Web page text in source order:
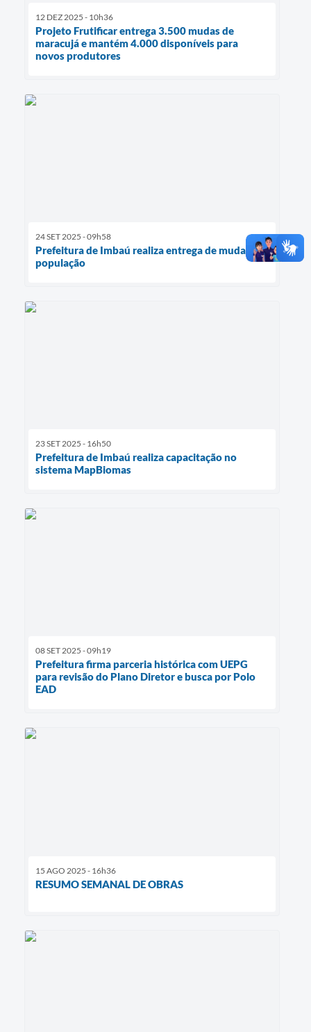
12 DEZ 2025 - 10h36
Projeto Frutificar entrega 3.500 mudas de
maracujá e mantém 4.000 disponíveis para
novos produtores
24 SET 2025 - 09h58
Prefeitura de Imbaú realiza entrega de mudas à
população
23 SET 2025 - 16h50
Prefeitura de Imbaú realiza capacitação no
sistema MapBiomas
08 SET 2025 - 09h19
Prefeitura firma parceria histórica com UEPG
para revisão do Plano Diretor e busca por Polo
EAD
15 AGO 2025 - 16h36
RESUMO SEMANAL DE OBRAS